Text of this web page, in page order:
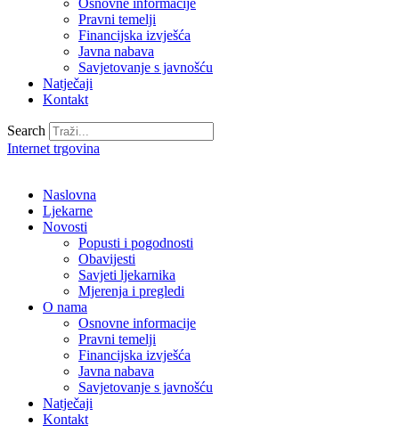
Osnovne informacije
Pravni temelji
Financijska izvješća
Javna nabava
Savjetovanje s javnošću
Natječaji
Kontakt
Search
Internet trgovina
Naslovna
Ljekarne
Novosti
Popusti i pogodnosti
Obavijesti
Savjeti ljekarnika
Mjerenja i pregledi
O nama
Osnovne informacije
Pravni temelji
Financijska izvješća
Javna nabava
Savjetovanje s javnošću
Natječaji
Kontakt